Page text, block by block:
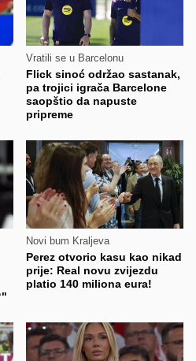
Vratili se u Barcelonu
Flick sinoć održao sastanak,
pa trojici igrača Barcelone
saopštio da napuste
pripreme
Novi bum Kraljeva
Perez otvorio kasu kao nikad
prije: Real novu zvijezdu
platio 140 miliona eura!